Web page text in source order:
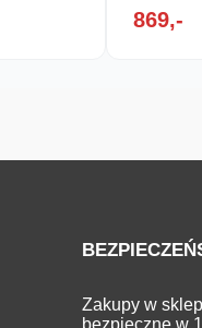
869,-
Zakupy w
bezpieczne w